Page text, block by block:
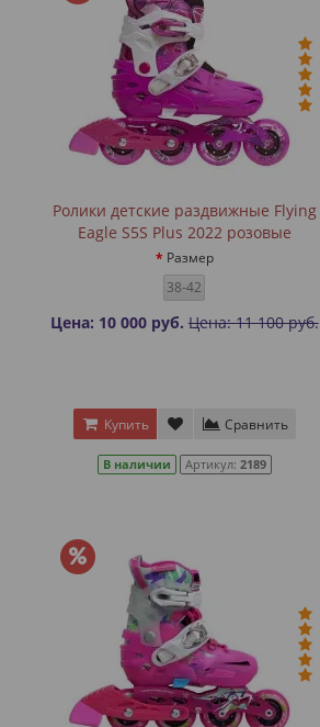
Ролики детские раздвижные Flying
Eagle S5S Plus 2022 розовые
Размер
38-42
Цена: 10 000 руб. Цена: 11 100 руб.
Купить Сравнить
В наличии Артикул: 2189